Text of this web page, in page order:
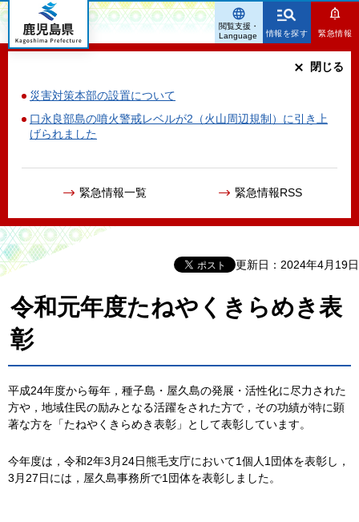
鹿児島県
情報を探す 緊急情報
災害対策本部の設置について
口永良部島の噴火警戒レベルが2（火山周辺規制）に引き上
げられました
緊急情報一覧 緊急情報RSS
閉じる
閲覧支援・
Language
更新日：2024年4月19日
令和元年度たねやくきらめき表
彰
平成24年度から毎年，種子島・屋久島の発展・活性化に尽力された
方や，地域住民の励みとなる活躍をされた方で，その功績が特に顕
著な方を「たねやくきらめき表彰」として表彰しています。
今年度は，令和2年3月24日熊毛支庁において1個人1団体を表彰し，
3月27日には，屋久島事務所で1団体を表彰しました。